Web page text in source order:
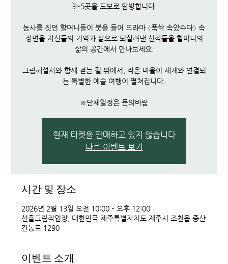
3~5곳을 도보로 탐방합니다.
농사를 짓던 할머니들이 붓을 들어 드라마 〈폭싹 속았수다〉 속
장면을 자신들의 기억과 삶으로 되살려낸 신작들을 할머니의
삶의 공간에서 만나보세요.
그림해설사와 함께 걷는 길 위에서, 작은 마을이 세계와 연결되
는 특별한 예술 여행이 펼쳐집니다.
※단체일정은 문의바람
현재 티켓을 판매하고 있지 않습니다
다른 이벤트 보기
시간 및 장소
2026년 2월 13일 오전 10:00 – 오후 12:00
선흘그림작업장, 대한민국 제주특별자치도 제주시 조천읍 중산
간동로 1290
이벤트 소개